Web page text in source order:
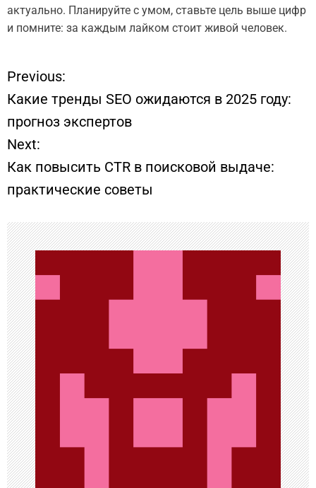
актуально. Планируйте с умом, ставьте цель выше цифр
и помните: за каждым лайком стоит живой человек.
Н
а
в
и
г
а
ц
и
я
п
о
з
Previous:
Какие тренды SEO ожидаются в 2025 году:
прогноз экспертов
Next:
Как повысить CTR в поисковой выдаче:
практические советы